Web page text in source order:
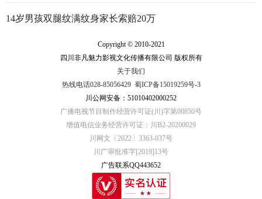
14岁男孩双腿纹满纹身家长索赔20万
Copyright © 2010-2021
四川非凡魅力影视文化传播有限公司 版权所有
关于我们
热线电话028-85056429 蜀ICP备15019259号-3
川公网安备：51010402000252
广播电视节目制作经营许可证(川)字第00850号
增值电信业务经营许可证：川B2-20200029
川网文〔2022〕3363-037号
川广审批准字[2019]13号
广告联系QQ443652